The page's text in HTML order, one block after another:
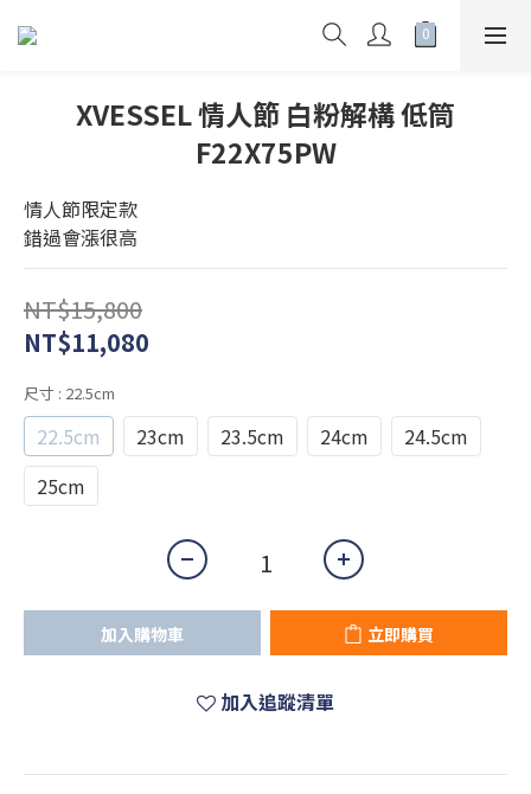
XVESSEL 情人節 白粉解構 低筒
F22X75PW
情人節限定款
錯過會漲很高
NT$15,800
NT$11,080
尺寸 : 22.5cm
22.5cm 23cm 23.5cm 24cm
24.5cm
25cm
加入購物車 立即購買
加入追蹤清單